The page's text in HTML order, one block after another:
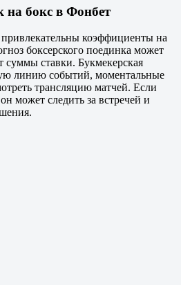
6 раундов по 2 мин.
раундов по 2 мин.
на бокс в Фонбет
коэффициенты на
боксерского поединка может
суммы ставки. Букмекерская
линию событий, моментальные
трансляцию матчей. Если
может следить за встречей и